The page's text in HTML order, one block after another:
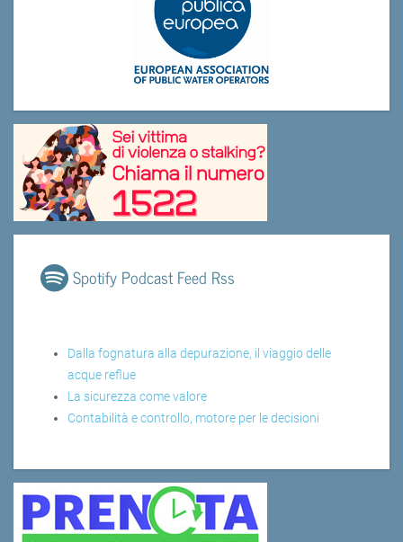
Spotify Podcast Feed Rss
Dalla fognatura alla depurazione, il viaggio delle
acque reflue
La sicurezza come valore
Contabilità e controllo, motore per le decisioni